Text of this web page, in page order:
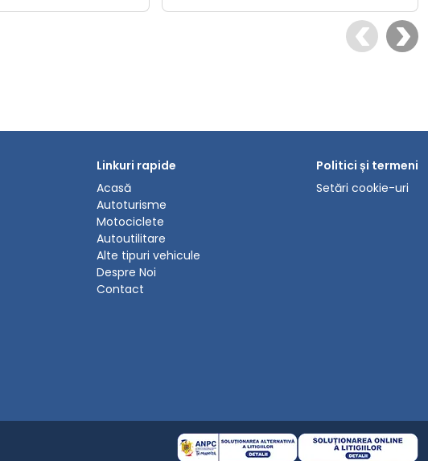
Linkuri rapide
Acasă
Autoturisme
Motociclete
Autoutilitare
Alte tipuri vehicule
Despre Noi
Contact
Politici și termeni
Setări cookie-uri